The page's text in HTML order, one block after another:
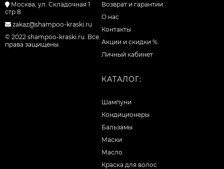
Москва, ул. Складочная 1
стр 8
zakaz@shampoo-kraski.ru
© 2022 shampoo-kraski.ru. Все
права защищены.
Возврат и гарантии
О нас
Контакты
Акции и скидки %
Личный кабинет
КАТАЛОГ:
Шампуни
Кондиционеры
Бальзамы
Маски
Масло
Краска для волос